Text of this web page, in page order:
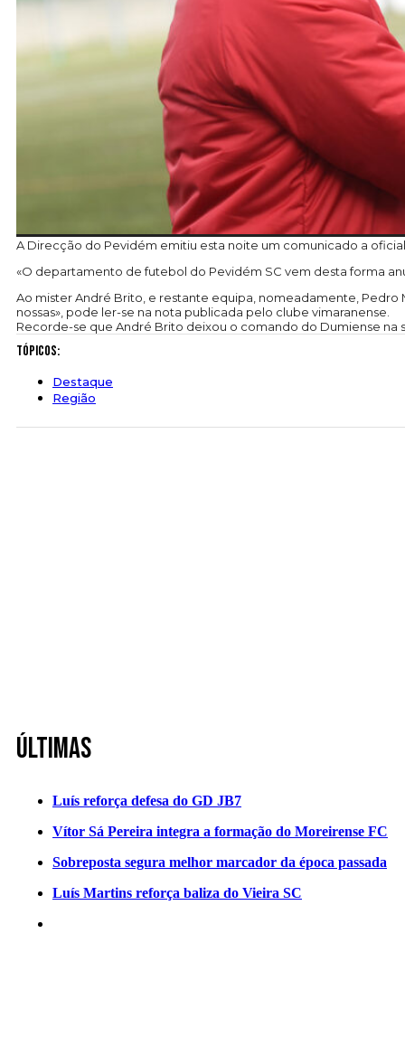
A Direcção do Pevidém emitiu esta noite um comunicado a
«O departamento de futebol do Pevidém SC vem desta forma
Ao mister André Brito, e restante equipa, nomeadamente, Pedro
nossas», pode ler-se na nota publicada pelo clube vimaranense.
Recorde-se que André Brito deixou o comando do Dumiense na
Tópicos:
Destaque
Região
Últimas
Luís reforça defesa do GD JB7
Vítor Sá Pereira integra a formação do Moreirense FC
Sobreposta segura melhor marcador da época passada
Luís Martins reforça baliza do Vieira SC